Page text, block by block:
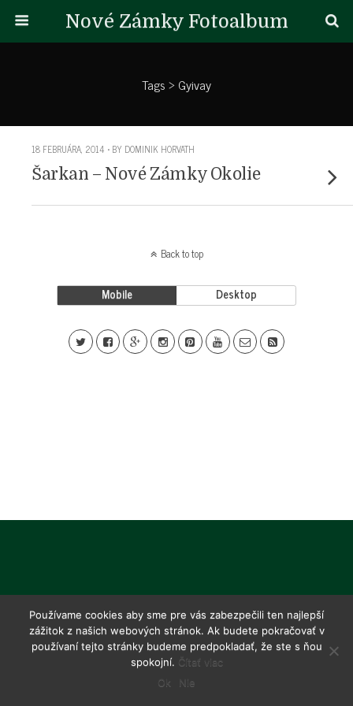
Nové Zámky Fotoalbum
Tags › Gyivay
18 FEBRUÁRA, 2014 • BY DOMINIK HORVATH
Šarkan – Nové Zámky Okolie
Back to top
Mobile Desktop
Používame cookies aby sme pre vás zabezpečili ten najlepší
zážitok z našich webových stránok. Ak budete pokračovať v
používaní tejto stránky budeme predpokladať, že ste s ňou
spokojní. Čítať viac
Ok
Nie